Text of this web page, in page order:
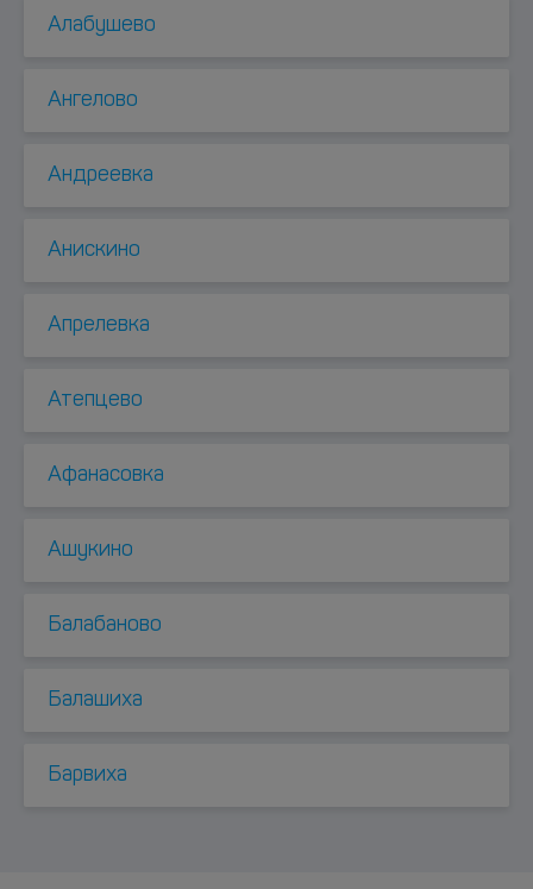
Алабушево
Ангелово
Андреевка
Анискино
Апрелевка
Атепцево
Афанасовка
Ашукино
Балабаново
Балашиха
Барвиха